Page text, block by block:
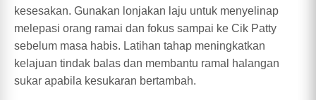
kesesakan. Gunakan lonjakan laju untuk menyelinap
melepasi orang ramai dan fokus sampai ke Cik Patty
sebelum masa habis. Latihan tahap meningkatkan
kelajuan tindak balas dan membantu ramal halangan
sukar apabila kesukaran bertambah.